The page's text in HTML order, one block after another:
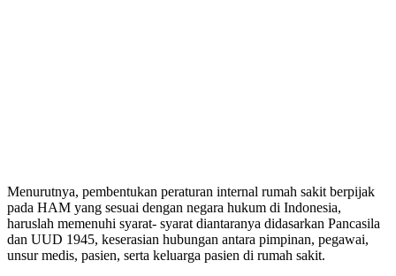
Menurutnya, pembentukan peraturan internal rumah sakit berpijak
pada HAM yang sesuai dengan negara hukum di Indonesia,
haruslah memenuhi syarat- syarat diantaranya didasarkan Pancasila
dan UUD 1945, keserasian hubungan antara pimpinan, pegawai,
unsur medis, pasien, serta keluarga pasien di rumah sakit.